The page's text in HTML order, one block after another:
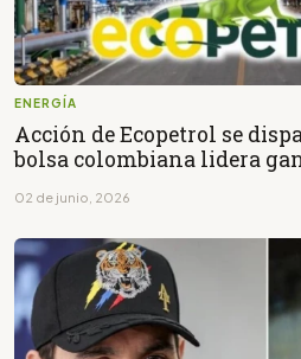
ENERGÍA
Acción de Ecopetrol se
bolsa colombiana lidera
02 de junio, 2026